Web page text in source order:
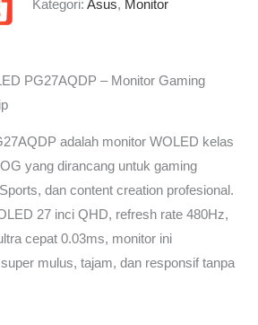
Kategori:Asus, Monitor
PG27AQDP – Monitor Gaming
adalah monitor WOLED kelas
yang dirancang untuk gaming
dan content creation profesional.
27 inci QHD, refresh rate 480Hz,
cepat 0.03ms, monitor ini
mulus, tajam, dan responsif tanpa